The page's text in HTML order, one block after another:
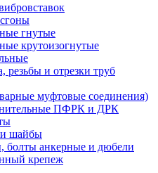
гнутые
крутоизогнутые
резьбы и отрезки труб
муфтовые соединения)
ПФРК и ДРК
и шайбы
анкерные и дюбели
крепеж